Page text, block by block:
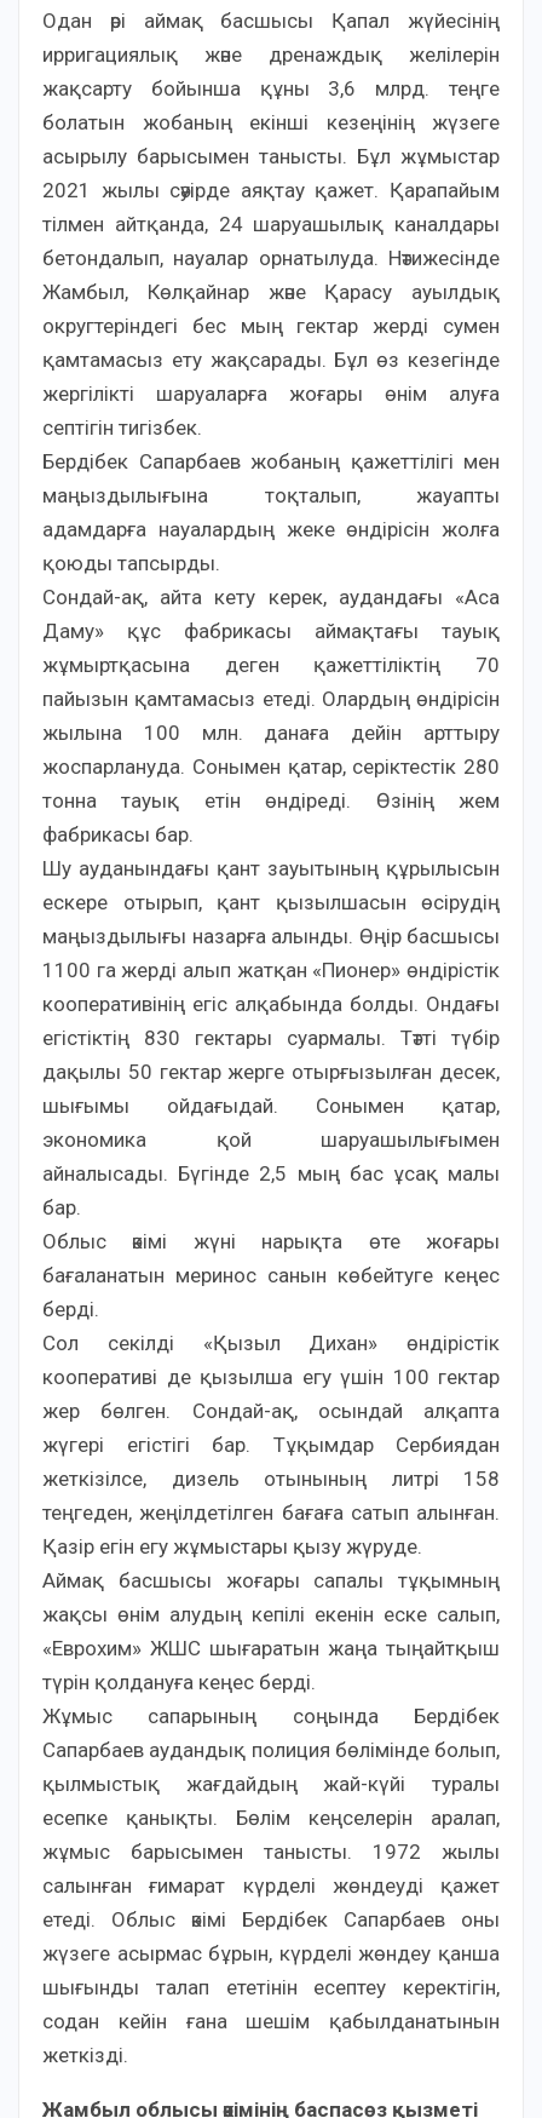
Одан әрі аймақ басшысы Қапал жүйесінің
ирригациялық және дренаждық желілерін
жақсарту бойынша құны 3,6 млрд. теңге
болатын жобаның екінші кезеңінің жүзеге
асырылу барысымен танысты. Бұл жұмыстар
2021 жылы сәуірде аяқтау қажет. Қарапайым
тілмен айтқанда, 24 шаруашылық каналдары
бетондалып, науалар орнатылуда. Нәтижесінде
Жамбыл, Көлқайнар және Қарасу ауылдық
округтеріндегі бес мың гектар жерді сумен
қамтамасыз ету жақсарады. Бұл өз кезегінде
жергілікті шаруаларға жоғары өнім алуға
септігін тигізбек.
Бердібек Сапарбаев жобаның қажеттілігі мен
маңыздылығына тоқталып, жауапты
адамдарға науалардың жеке өндірісін жолға
қоюды тапсырды.
Сондай-ақ, айта кету керек, аудандағы «Аса
Даму» құс фабрикасы аймақтағы тауық
жұмыртқасына деген қажеттіліктің 70
пайызын қамтамасыз етеді. Олардың өндірісін
жылына 100 млн. данаға дейін арттыру
жоспарлануда. Сонымен қатар, серіктестік 280
тонна тауық етін өндіреді. Өзінің жем
фабрикасы бар.
Шу ауданындағы қант зауытының құрылысын
ескере отырып, қант қызылшасын өсірудің
маңыздылығы назарға алынды. Өңір басшысы
1100 га жерді алып жатқан «Пионер» өндірістік
кооперативінің егіс алқабында болды. Ондағы
егістіктің 830 гектары суармалы. Тәтті түбір
дақылы 50 гектар жерге отырғызылған десек,
шығымы ойдағыдай. Сонымен қатар,
экономика қой шаруашылығымен
айналысады. Бүгінде 2,5 мың бас ұсақ малы
бар.
Облыс әкімі жүні нарықта өте жоғары
бағаланатын меринос санын көбейтуге кеңес
берді.
Сол секілді «Қызыл Дихан» өндірістік
кооперативі де қызылша егу үшін 100 гектар
жер бөлген. Сондай-ақ, осындай алқапта
жүгері егістігі бар. Тұқымдар Сербиядан
жеткізілсе, дизель отынының литрі 158
теңгеден, жеңілдетілген бағаға сатып алынған.
Қазір егін егу жұмыстары қызу жүруде.
Аймақ басшысы жоғары сапалы тұқымның
жақсы өнім алудың кепілі екенін еске салып,
«Еврохим» ЖШС шығаратын жаңа тыңайтқыш
түрін қолдануға кеңес берді.
Жұмыс сапарының соңында Бердібек
Сапарбаев аудандық полиция бөлімінде болып,
қылмыстық жағдайдың жай-күйі туралы
есепке қанықты. Бөлім кеңселерін аралап,
жұмыс барысымен танысты. 1972 жылы
салынған ғимарат күрделі жөндеуді қажет
етеді. Облыс әкімі Бердібек Сапарбаев оны
жүзеге асырмас бұрын, күрделі жөндеу қанша
шығынды талап ететінін есептеу керектігін,
содан кейін ғана шешім қабылданатынын
жеткізді.
Жамбыл облысы әкімінің баспасөз қызметі